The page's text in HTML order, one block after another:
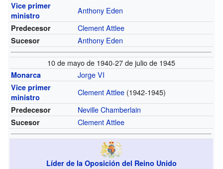
Vice primer
ministro
Anthony Eden
Predecesor Clement Attlee
Sucesor Anthony Eden
10 de mayo de 1940-27 de julio de 1945
Monarca Jorge VI
Vice primer
ministro
Clement Attlee (1942-1945)
Predecesor Neville Chamberlain
Sucesor Clement Attlee
Líder de la Oposición del Reino Unido